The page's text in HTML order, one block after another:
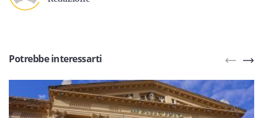
Potrebbe interessarti